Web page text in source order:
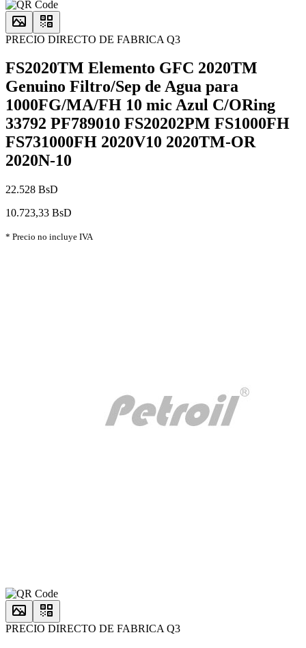
PRECIO DIRECTO DE FABRICA Q3
FS2020TM Elemento GFC 2020TM
Genuino Filtro/Sep de Agua para
1000FG/MA/FH 10 mic Azul C/ORing
33792 PF789010 FS20202PM FS1000FH
FS731000FH 2020V10 2020TM-OR
2020N-10
22.528 BsD
10.723,33 BsD
* Precio no incluye IVA
PRECIO DIRECTO DE FABRICA Q3